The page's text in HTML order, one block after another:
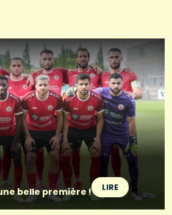
belle première !
LIRE